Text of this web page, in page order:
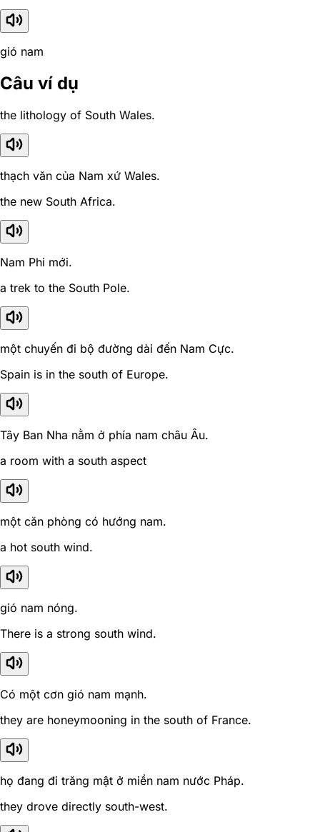
gió nam
Câu ví dụ
the lithology of South Wales.
thạch văn của Nam xứ Wales.
the new South Africa.
Nam Phi mới.
a trek to the South Pole.
một chuyến đi bộ đường dài đến Nam Cực.
Spain is in the south of Europe.
Tây Ban Nha nằm ở phía nam châu Âu.
a room with a south aspect
một căn phòng có hướng nam.
a hot south wind.
gió nam nóng.
There is a strong south wind.
Có một cơn gió nam mạnh.
they are honeymooning in the south of France.
họ đang đi trăng mật ở miền nam nước Pháp.
they drove directly south-west.